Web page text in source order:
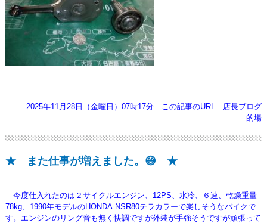
2025年11月28日（金曜日）07時17分 この記事のURL
店長ブログ
的場
★ また仕事が増えました。😅 ★
今度仕入れたのは２サイクルエンジン、12PS、水冷、６速、乾燥重量
78kg、1990年モデルのHONDA.NSR80テラカラーで楽しそうなバイクで
す。エンジンのリング音も無く快調ですが外装が手強そうですが頑張って